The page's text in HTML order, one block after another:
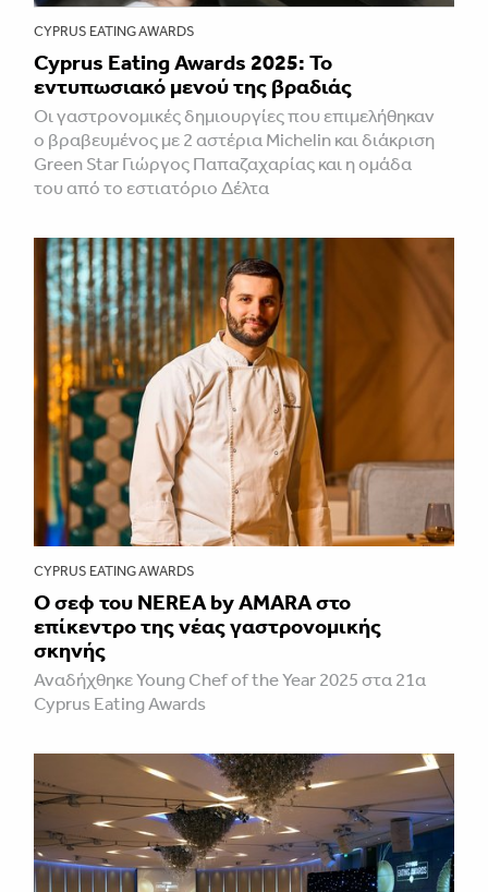
CYPRUS EATING AWARDS
Cyprus Eating Awards 2025: Το
εντυπωσιακό μενού της βραδιάς
Οι γαστρονομικές δημιουργίες που επιμελήθηκαν
ο βραβευμένος με 2 αστέρια Michelin και διάκριση
Green Star Γιώργος Παπαζαχαρίας και η ομάδα
του από το εστιατόριο Δέλτα
CYPRUS EATING AWARDS
Ο σεφ του NEREA by AMARA στο
επίκεντρο της νέας γαστρονομικής
σκηνής
Αναδήχθηκε Young Chef of the Year 2025 στα 21α
Cyprus Eating Awards